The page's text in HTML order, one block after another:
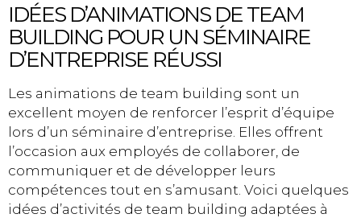
IDÉES D’ANIMATIONS DE TEAM
BUILDING POUR UN SÉMINAIRE
D’ENTREPRISE RÉUSSI
Les animations de team building sont un
excellent moyen de renforcer l’esprit d’équipe
lors d’un séminaire d’entreprise. Elles offrent
l’occasion aux employés de collaborer, de
communiquer et de développer leurs
compétences tout en s’amusant. Voici quelques
idées d’activités de team building adaptées à